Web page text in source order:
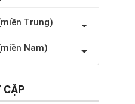
Trung)
Nam)
CẬP